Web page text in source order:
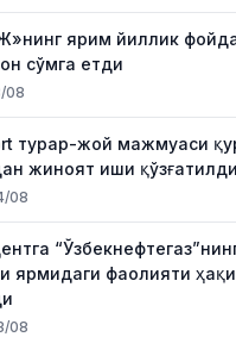
ярим йиллик
сўмга етди
08
турар-жой мажмуаси
жиноят иши қўзғатилди
08
ярмидаги фаолияти
08